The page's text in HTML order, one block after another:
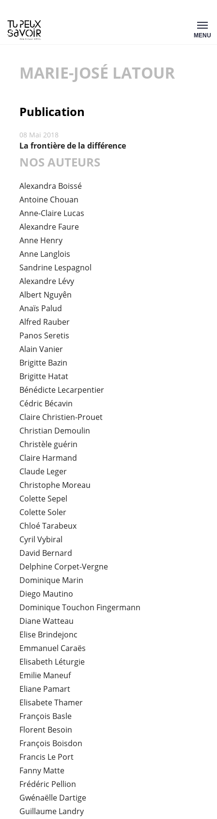
Aller
au
MENU
MARIE-JOSÉ LATOUR
Publication
08 Mai 2018
La frontière de la différence
NOS AUTEURS
Alexandra Boissé
Antoine Chouan
Anne-Claire Lucas
Alexandre Faure
Anne Henry
Anne Langlois
Sandrine Lespagnol
Alexandre Lévy
Albert Nguyên
Anaïs Palud
Alfred Rauber
Panos Seretis
Alain Vanier
Brigitte Bazin
Brigitte Hatat
Bénédicte Lecarpentier
Cédric Bécavin
Claire Christien-Prouet
Christian Demoulin
Christèle guérin
Claire Harmand
Claude Leger
Christophe Moreau
Colette Sepel
Colette Soler
Chloé Tarabeux
Cyril Vybiral
David Bernard
Delphine Corpet-Vergne
Dominique Marin
Diego Mautino
Dominique Touchon Fingermann
Diane Watteau
Elise Brindejonc
Emmanuel Caraës
Elisabeth Léturgie
Emilie Maneuf
Eliane Pamart
Elisabete Thamer
François Basle
Florent Besoin
François Boisdon
Francis Le Port
Fanny Matte
Frédéric Pellion
Gwénaëlle Dartige
Guillaume Landry